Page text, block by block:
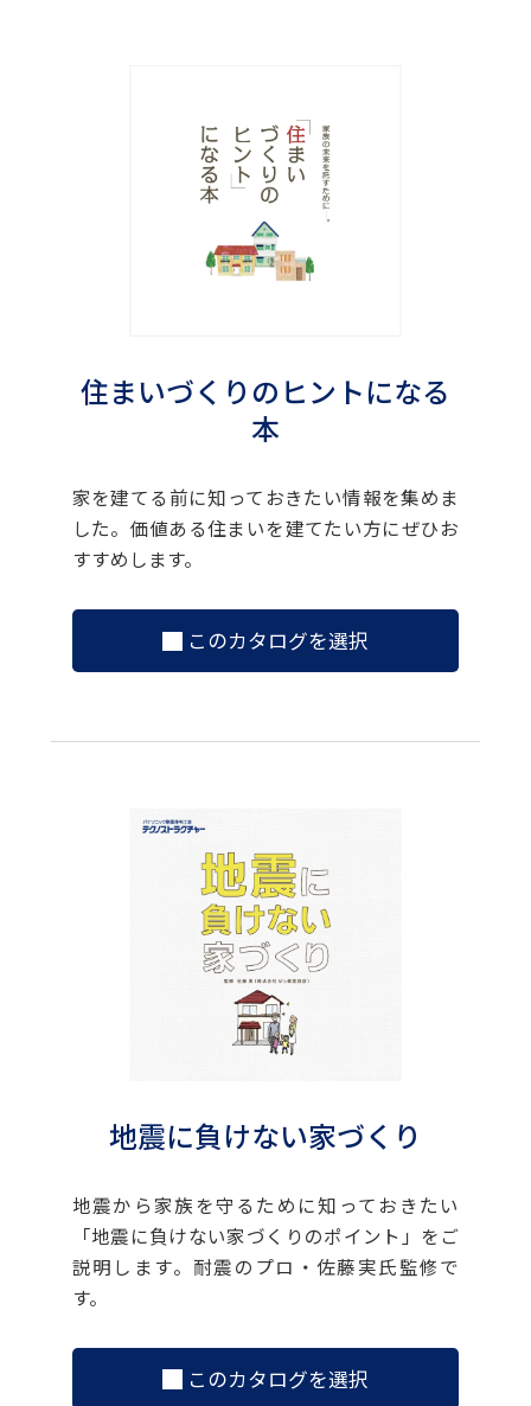
住まいづくりのヒントになる
本
家を建てる前に知っておきたい情報を集めま
した。価値ある住まいを建てたい方にぜひお
すすめします。
このカタログを選択
地震に負けない家づくり
地震から家族を守るために知っておきたい
「地震に負けない家づくりのポイント」をご
説明します。耐震のプロ・佐藤実氏監修で
す。
このカタログを選択